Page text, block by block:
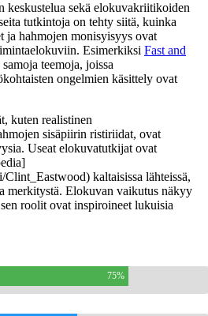
keskustelua sekä elokuvakriitikoiden
tutkintoja on tehty siitä, kuinka
ja hahmojen monisyisyys ovat
Esimerkiksi Fast and
samoja teemoja, joissa
ongelmien käsittely ovat
kuten realistinen
sisäpiirin ristiriidat, ovat
Useat elokuvatutkijat ovat
kaltaisissa lähteissä,
merkitystä. Elokuvan vaikutus näkyy
roolit ovat inspiroineet lukuisia
75%